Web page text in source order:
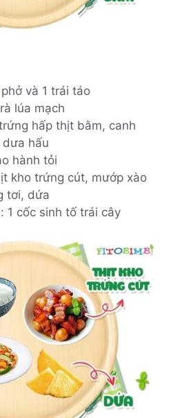
và 1 trái táo
lúa mạch
hấp thịt bằm, canh
hấu
hành tỏi
kho trứng cút, mướp xào
tơi, dứa
1 cốc sinh tố trái cây